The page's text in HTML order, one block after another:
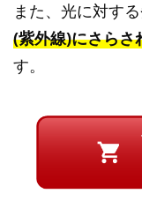
また、光に対す
(紫外線)にさらさ
す。